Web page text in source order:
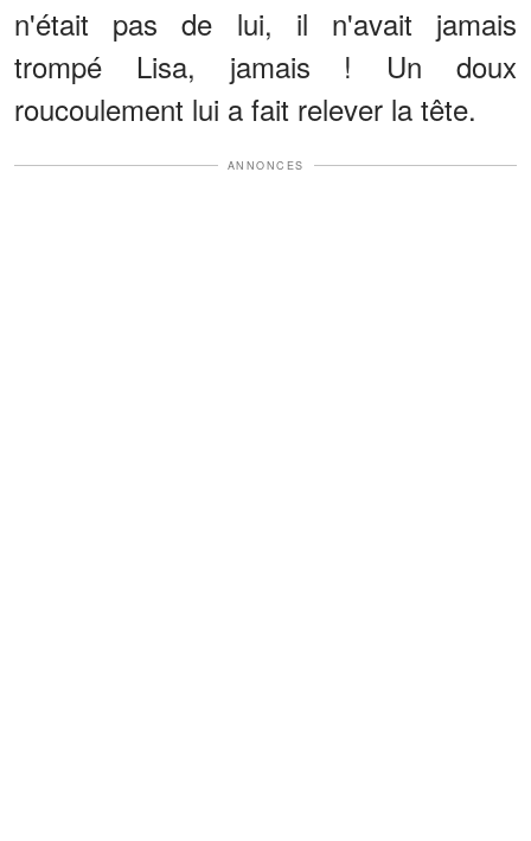
n'était pas de lui, il n'avait jamais
trompé Lisa, jamais ! Un doux
roucoulement lui a fait relever la tête.
ANNONCES